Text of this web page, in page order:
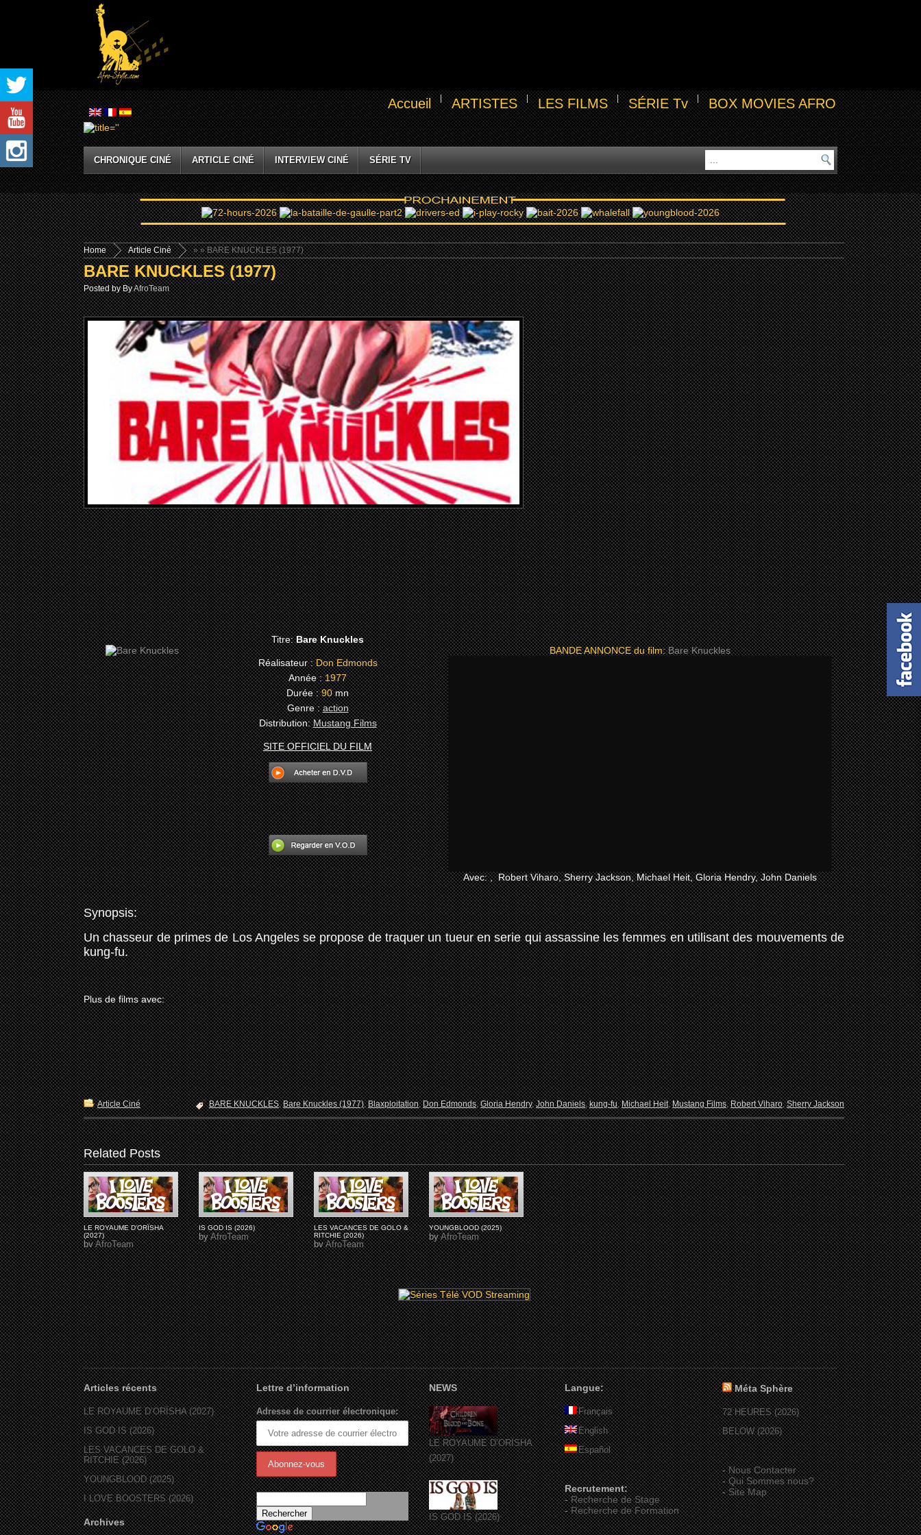
Accueil ARTISTES LES FILMS SÉRIE Tv BOX MOVIES AFRO
CHRONIQUE CINÉ ARTICLE CINÉ INTERVIEW CINÉ SÉRIE TV
Home »
Article Ciné » BARE KNUCKLES (1977)
BARE KNUCKLES (1977)
Posted by ByAfroTeam
Titre:Bare Knuckles
Réalisateur :Don Edmonds
Année :1977
Durée :90mn
Genre :action
Distribution: Mustang Films
SITE OFFICIEL DU FILM
BANDE ANNONCE du film:Bare Knuckles
Avec: , Robert Viharo, Sherry Jackson, Michael Heit, Gloria Hendry, John Daniels
Synopsis:
Un chasseur de primes de Los Angeles se propose de traquer un tueur en serie qui assassine les femmes en utilisant des mouvements de
kung-fu.
Plus de films avec:
Article Ciné BARE KNUCKLES,Bare Knuckles (1977),Blaxploitation,Don Edmonds,Gloria Hendry,John Daniels,kung-fu,Michael Heit,Mustang Films,Robert Viharo,Sherry Jackson
Related Posts
LE ROYAUME D'ORÏSHA
(2027)
byAfroTeam
IS GOD IS (2026)
byAfroTeam
LES VACANCES DE GOLO &
RITCHIE (2026)
byAfroTeam
YOUNGBLOOD (2025)
byAfroTeam
Articles récents
LE ROYAUME D’ORÏSHA (2027)
IS GOD IS (2026)
LES VACANCES DE GOLO &
RITCHIE (2026)
YOUNGBLOOD (2025)
I LOVE BOOSTERS (2026)
Archives
Lettre d’information
Adresse de courrier électronique:
NEWS
LE ROYAUME D’ORÏSHA
(2027)
IS GOD IS (2026)
Langue:
Français
English
Español
Recrutement:
-Recherche de Stage
-Recherche de Formation
Méta Sphère
72 HEURES (2026)
BELOW (2026)
-Nous Contacter
-Qui Sommes nous?
-Site Map